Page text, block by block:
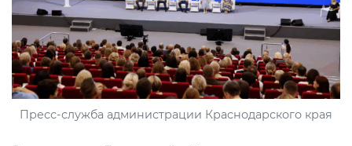
Пресс-служба администрации Краснодарского края